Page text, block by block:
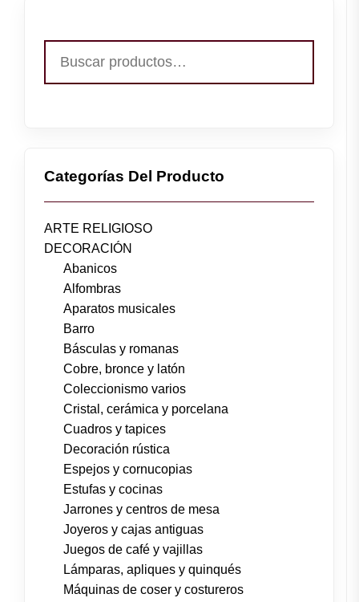
por:
Categorías Del Producto
ARTE RELIGIOSO
DECORACIÓN
Abanicos
Alfombras
Aparatos musicales
Barro
Básculas y romanas
Cobre, bronce y latón
Coleccionismo varios
Cristal, cerámica y porcelana
Cuadros y tapices
Decoración rústica
Espejos y cornucopias
Estufas y cocinas
Jarrones y centros de mesa
Joyeros y cajas antiguas
Juegos de café y vajillas
Lámparas, apliques y quinqués
Máquinas de coser y costureros